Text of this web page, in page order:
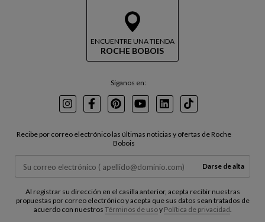
ENCUENTRE UNA TIENDA
ROCHE BOBOIS
Síganos en:
InstagramFacebookPinterest
YoutubeLinkedInTikTok
Recibe por correo electrónico las últimas noticias y ofertas de Roche
Bobois
Darse de alta
Al registrar su dirección en el casilla anterior, acepta recibir nuestras
propuestas por correo electrónico y acepta que sus datos sean tratados de
acuerdo con nuestros Términos de usoy Política de privacidad